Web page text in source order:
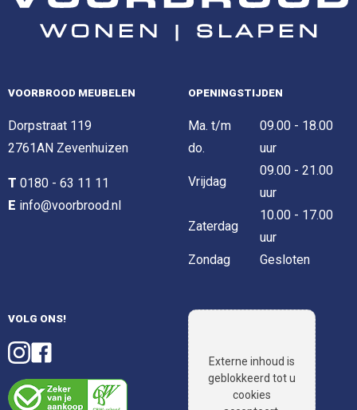
VOORBROOD MEUBELEN
Dorpstraat 119
2761AN Zevenhuizen
T 0180 - 63 11 11
E info@voorbrood.nl
OPENINGSTIJDEN
Ma. t/m
do.
09.00 - 18.00
uur
Vrijdag
09.00 - 21.00
uur
Zaterdag
10.00 - 17.00
uur
Zondag
Gesloten
VOLG ONS!
Externe inhoud is
geblokkeerd tot u
cookies